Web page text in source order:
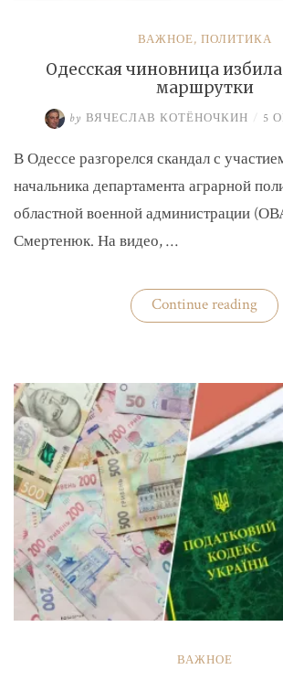
ВАЖНОЕ, ПОЛИТИКА
Одесская чиновница
маршрутки
by ВЯЧЕСЛАВ КОТЁНОЧКИН / 5
В Одессе разгорелся скандал с
начальника департамента аграрной
областной военной администрации
Смертенюк. На видео, …
Continue reading
ВАЖНОЕ